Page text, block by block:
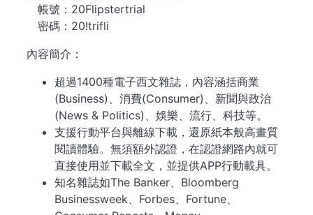
帳號：20Flipstertrial
密碼：20!trifli
內容簡介：
超過1400種電子西文雜誌，內容涵括商業
(Business)、消費(Consumer)、新聞與政治
(News & Politics)、娛樂、流行、科技等。
支援行動平台與離線下載，還原紙本般高畫質
閱讀體驗。無須額外認證，在認證網路內就可
直接使用並下載全文，並提供APP行動載具。
知名雜誌如The Banker、Bloomberg
Businessweek、Forbes、Fortune、